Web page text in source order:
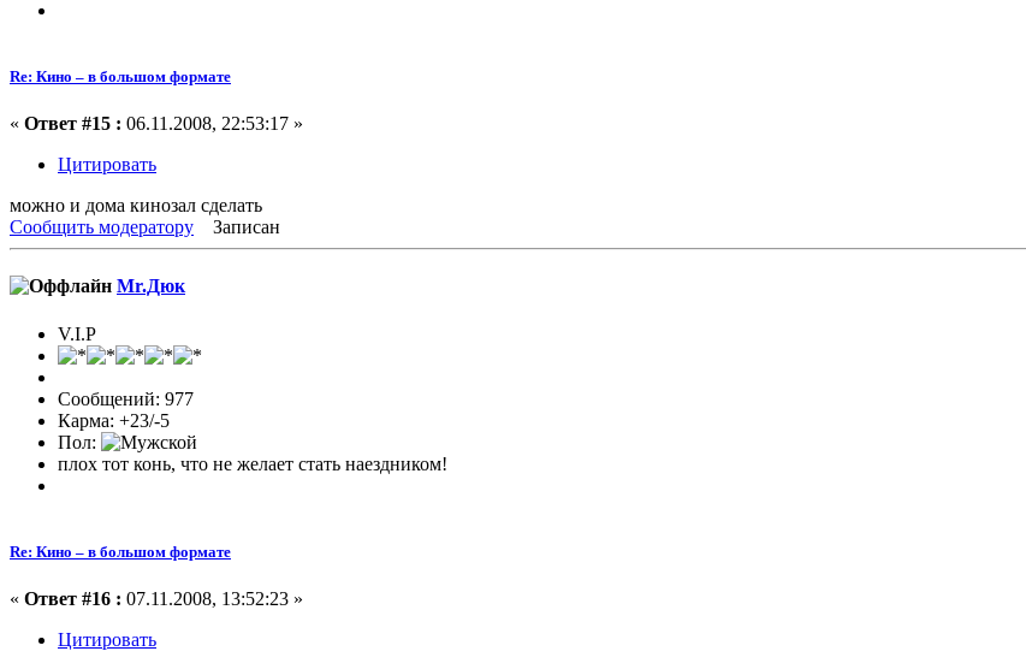
Re: Кино – в большом формате
« Ответ #15 : 06.11.2008, 22:53:17 »
Цитировать
можно и дома кинозал сделать
Сообщить модератору
Записан
Mr.Дюк
V.I.P
Сообщений: 977
Карма: +23/-5
Пол:
плох тот конь, что не желает стать наездником!
Re: Кино – в большом формате
« Ответ #16 : 07.11.2008, 13:52:23 »
Цитировать